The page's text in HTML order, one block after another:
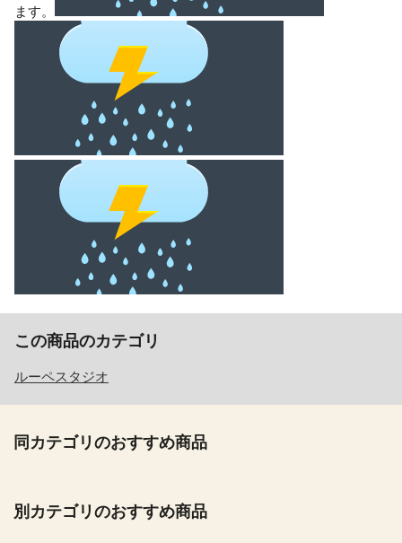
ます。
この商品のカテゴリ
ルーペスタジオ
同カテゴリのおすすめ商品
別カテゴリのおすすめ商品